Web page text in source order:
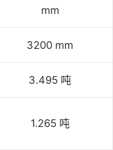
mm
3200 mm
3.495 吨
1.265 吨